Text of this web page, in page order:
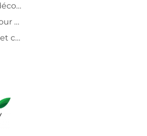
Le processus de déconnexion de Vinted
Les alternatives pour une déconnexion sans perte
Les témoignages et conseils d’utilisatrices de Vinted